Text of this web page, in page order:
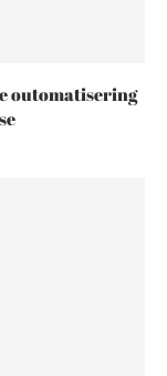
outomatisering